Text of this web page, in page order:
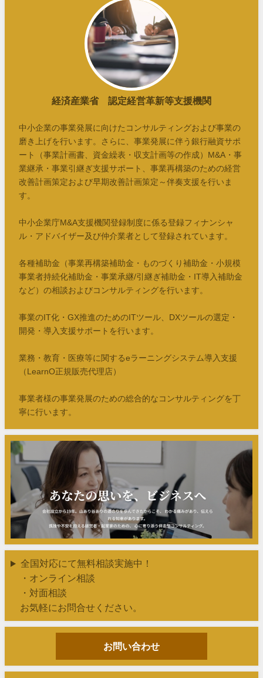
経済産業省 認定経営革新等支援機関
中小企業の事業発展に向けたコンサルティングおよび事業の
磨き上げを行います。さらに、事業発展に伴う銀行融資サポ
ート（事業計画書、資金繰表・収支計画等の作成）M&A・事
業継承・事業引継ぎ支援サポート、事業再構築のための経営
改善計画策定および早期改善計画策定～伴奏支援を行いま
す。
中小企業庁M&A支援機関登録制度に係る登録フィナンシャ
ル・アドバイザー及び仲介業者として登録されています。
各種補助金（事業再構築補助金・ものづくり補助金・小規模
事業者持続化補助金・事業承継/引継ぎ補助金・IT導入補助金
など）の相談およびコンサルティングを行います。
事業のIT化・GX推進のためのITツール、DXツールの選定・
開発・導入支援サポートを行います。
業務・教育・医療等に関するeラーニングシステム導入支援
（LearnO正規販売代理店）
事業者様の事業発展のための総合的なコンサルティングを丁
寧に行います。
全国対応にて無料相談実施中！
・オンライン相談
・対面相談
お気軽にお問合せください。
お問い合わせ